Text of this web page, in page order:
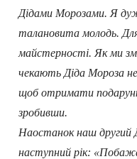
Дідами Морозами. Я
талановита молодь.
майстерності. Як ми
чекають Діда Мороза
щоб отримати
зробивши.
Наостанок наш другий
наступний рік: